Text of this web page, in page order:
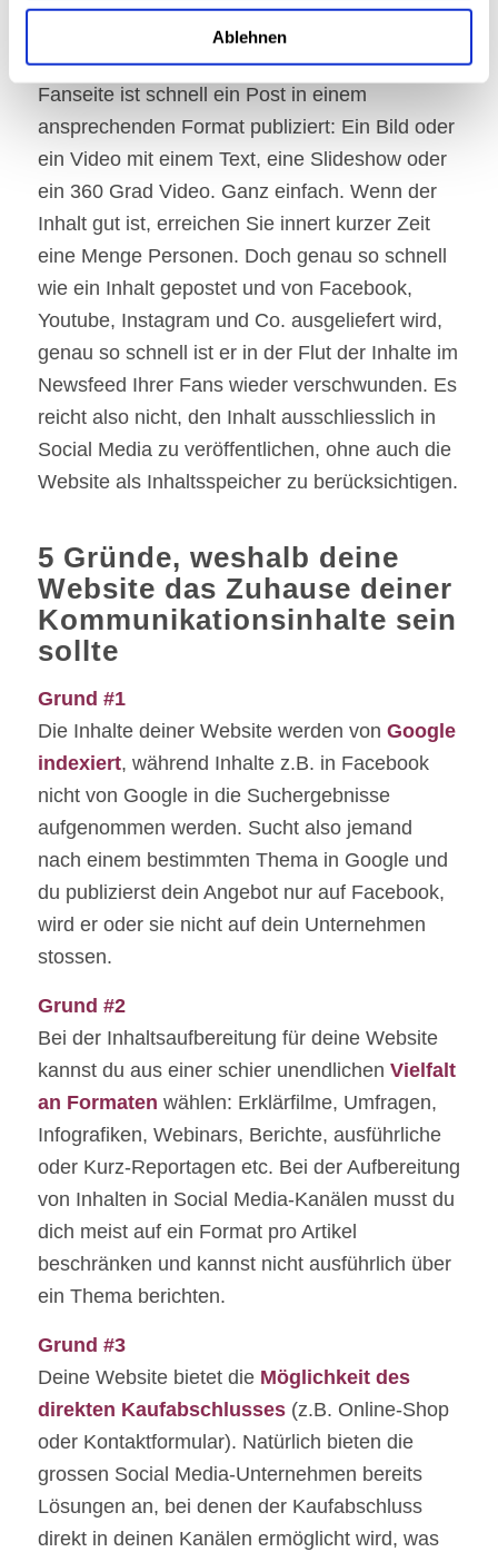
Ablehnen
Website einbinden solltest.
Die Verlockung ist gross! Auf der Facebook-
Fanseite ist schnell ein Post in einem
ansprechenden Format publiziert: Ein Bild oder
ein Video mit einem Text, eine Slideshow oder
ein 360 Grad Video. Ganz einfach. Wenn der
Inhalt gut ist, erreichen Sie innert kurzer Zeit
eine Menge Personen. Doch genau so schnell
wie ein Inhalt gepostet und von Facebook,
Youtube, Instagram und Co. ausgeliefert wird,
genau so schnell ist er in der Flut der Inhalte im
Newsfeed Ihrer Fans wieder verschwunden. Es
reicht also nicht, den Inhalt ausschliesslich in
Social Media zu veröffentlichen, ohne auch die
Website als Inhaltsspeicher zu berücksichtigen.
5 Gründe, weshalb deine
Website das Zuhause deiner
Kommunikationsinhalte sein
sollte
Grund #1
Die Inhalte deiner Website werden von Google
indexiert, während Inhalte z.B. in Facebook
nicht von Google in die Suchergebnisse
aufgenommen werden. Sucht also jemand
nach einem bestimmten Thema in Google und
du publizierst dein Angebot nur auf Facebook,
wird er oder sie nicht auf dein Unternehmen
stossen.
Grund #2
Bei der Inhaltsaufbereitung für deine Website
kannst du aus einer schier unendlichen Vielfalt
an Formaten wählen: Erklärfilme, Umfragen,
Infografiken, Webinars, Berichte, ausführliche
oder Kurz-Reportagen etc. Bei der Aufbereitung
von Inhalten in Social Media-Kanälen musst du
dich meist auf ein Format pro Artikel
beschränken und kannst nicht ausführlich über
ein Thema berichten.
Grund #3
Deine Website bietet die Möglichkeit des
direkten Kaufabschlusses(z.B. Online-Shop
oder Kontaktformular). Natürlich bieten die
grossen Social Media-Unternehmen bereits
Lösungen an, bei denen der Kaufabschluss
direkt in deinen Kanälen ermöglicht wird, was